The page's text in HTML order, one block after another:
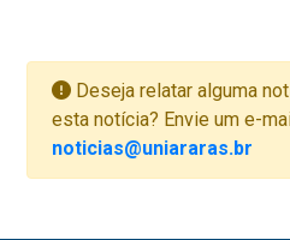
Deseja relatar alguma
esta notícia? Envie um e-
noticias@uniararas.br